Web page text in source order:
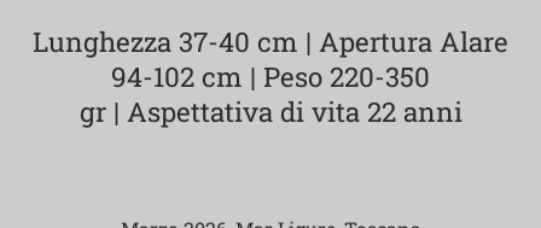
Lunghezza 37-40 cm | Apertura Alare
94-102 cm | Peso 220-350
gr | Aspettativa di vita 22 anni